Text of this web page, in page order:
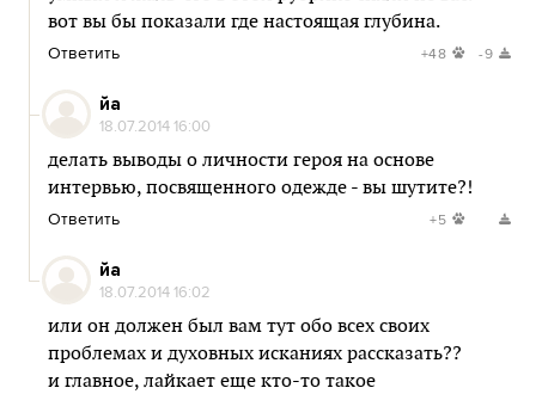
вот вы бы показали где настоящая глубина.
Ответить +48 -9
йа
18.07.2014 16:00
делать выводы о личности героя на основе
интервью, посвященного одежде - вы шутите?!
Ответить +5
йа
18.07.2014 16:02
или он должен был вам тут обо всех своих
проблемах и духовных исканиях рассказать??
и главное, лайкает еще кто-то такое